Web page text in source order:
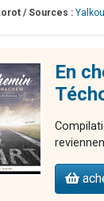
/ Sources :
En